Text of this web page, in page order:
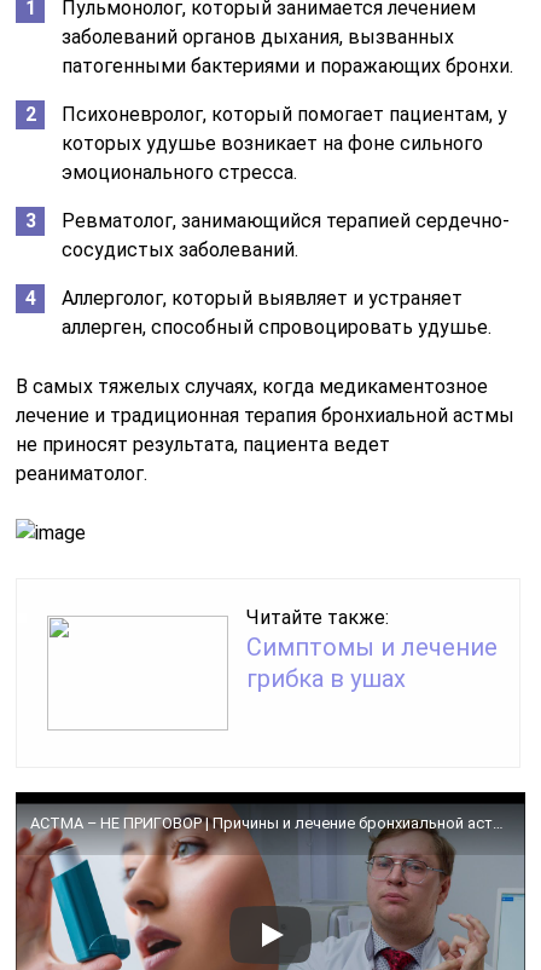
Пульмонолог, который занимается лечением
заболеваний органов дыхания, вызванных
патогенными бактериями и поражающих бронхи.
Психоневролог, который помогает пациентам, у
которых удушье возникает на фоне сильного
эмоционального стресса.
Ревматолог, занимающийся терапией сердечно-
сосудистых заболеваний.
Аллерголог, который выявляет и устраняет
аллерген, способный спровоцировать удушье.
В самых тяжелых случаях, когда медикаментозное
лечение и традиционная терапия бронхиальной астмы
не приносят результата, пациента ведет
реаниматолог.
Читайте также:
Симптомы и лечение
грибка в ушах